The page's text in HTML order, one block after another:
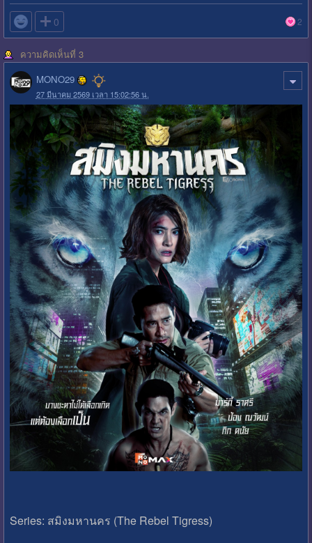
 0 2
ความคิดเห็นที่ 3
MONO29
27 มีนาคม 2569 เวลา 15:02:56 น.
Series: สมิงมหานคร (The Rebel Tigress)